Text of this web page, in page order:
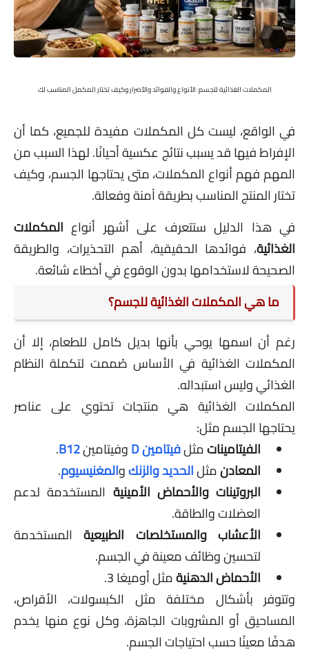
المكملات الغذائية للجسم: الأنواع والفوائد والأضرار وكيف تختار المكمل المناسب لك
في الواقع، ليست كل المكملات مفيدة للجميع، كما أن
الإفراط فيها قد يسبب نتائج عكسية أحيانًا. لهذا السبب من
المهم فهم أنواع المكملات، متى يحتاجها الجسم، وكيف
تختار المنتج المناسب بطريقة آمنة وفعالة.
في هذا الدليل ستتعرف على أشهر أنواع المكملات
الغذائية، فوائدها الحقيقية، أهم التحذيرات، والطريقة
الصحيحة لاستخدامها بدون الوقوع في أخطاء شائعة.
ما هي المكملات الغذائية للجسم؟
رغم أن اسمها يوحي بأنها بديل كامل للطعام، إلا أن
المكملات الغذائية في الأساس صُممت لتكملة النظام
الغذائي وليس استبداله.
المكملات الغذائية هي منتجات تحتوي على عناصر
يحتاجها الجسم مثل:
الفيتاميناتمثلفيتامين D وفيتامينB12
.
المعادنمثلالحديدوالزنكوالمغنيسيوم.
البروتينات والأحماض الأمينية المستخدمة لدعم
العضلات والطاقة.
الأعشاب والمستخلصات الطبيعيةالمستخدمة
لتحسين وظائف معينة في الجسم.
الأحماض الدهنيةمثل أوميغا 3.
وتتوفر بأشكال مختلفة مثل الكبسولات، الأقراص،
المساحيق أو المشروبات الجاهزة، وكل نوع منها يخدم
هدفًا معينًا حسب احتياجات الجسم.